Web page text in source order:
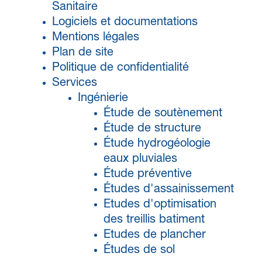
Sanitaire
Logiciels et documentations
Mentions légales
Plan de site
Politique de confidentialité
Services
Ingénierie
Étude de soutènement
Étude de structure
Étude hydrogéologie
eaux pluviales
Étude préventive
Études d'assainissement
Etudes d'optimisation
des treillis batiment
Etudes de plancher
Études de sol